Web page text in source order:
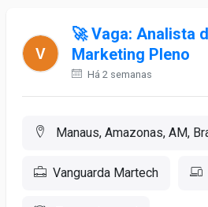
🚀 Vaga: Analista
Marketing Pleno
Há 2 semanas
Manaus, Amazonas, AM,
Vanguarda Martech